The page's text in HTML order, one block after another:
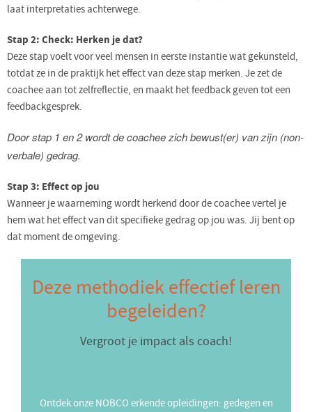
laat interpretaties achterwege.
Stap 2: Check: Herken je dat?
Deze stap voelt voor veel mensen in eerste instantie wat gekunsteld,
totdat ze in de praktijk het effect van deze stap merken. Je zet de
coachee aan tot zelfreflectie, en maakt het feedback geven tot een
feedbackgesprek.
Door stap 1 en 2 wordt de coachee zich bewust(er) van zijn (non-
verbale) gedrag.
Stap 3: Effect op jou
Wanneer je waarneming wordt herkend door de coachee vertel je
hem wat het effect van dit specifieke gedrag op jou was. Jij bent op
dat moment de omgeving.
Deze methodiek effectief leren
begeleiden?
Vergroot je impact als coach!
Ontdek onze NOBCO erkende opleidingen: gedegen en